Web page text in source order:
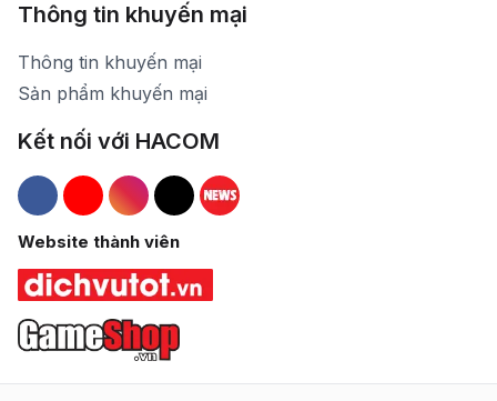
Thông tin khuyến mại
Thông tin khuyến mại
Sản phẩm khuyến mại
Kết nối với HACOM
Hacom Facebook
Hacom YouTube
Hacom Instagram
Hacom TikTok
Website thành viên